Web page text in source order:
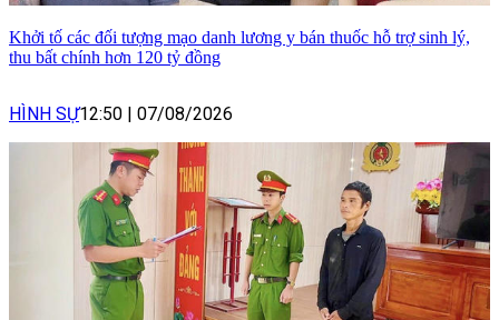
Khởi tố các đối tượng mạo danh lương y bán thuốc hỗ trợ sinh lý,
thu bất chính hơn 120 tỷ đồng
HÌNH SỰ12:50 07/08/2026